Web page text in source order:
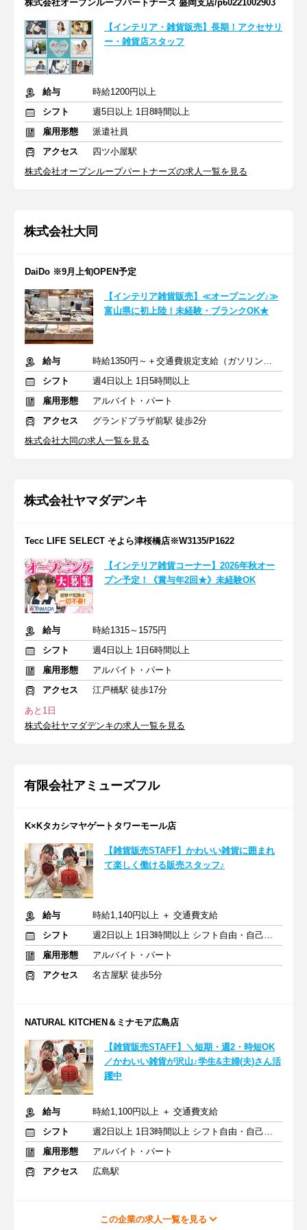
株式会社オープンループパートナーズ 盛岡支店/p60221002903
【インテリア・雑貨販売】長期！アクセサリ
ー・雑貨店スタッフ
給与
時給1200円以上
シフト
週5日以上 1日8時間以上
雇用形態
派遣社員
アクセス
四ツ小屋駅
株式会社オープンループパートナーズの求人一覧を見る
株式会社大同
DaiDo ※9月上旬OPEN予定
【インテリア雑貨販売】≪オープニング♪≫
富山県に初上陸！未経験・ブランクOK★
給与
時給1350円～＋交通費規定支給（ガソリン代含む）
シフト
週4日以上 1日5時間以上
雇用形態
アルバイト・パート
アクセス
グランドプラザ前駅 徒歩2分
株式会社大同の求人一覧を見る
株式会社ヤマダデンキ
Tecc LIFE SELECT そよら津桜橋店※W3135/P1622
【インテリア雑貨コーナー】2026年秋オー
プン予定！《賞与年2回★》未経験OK
給与
時給1315～1575円
シフト
週4日以上 1日6時間以上
雇用形態
アルバイト・パート
アクセス
江戸橋駅 徒歩17分
あと1日
株式会社ヤマダデンキの求人一覧を見る
有限会社アミューズフル
K×Kタカシマヤゲートタワーモール店
【雑貨販売STAFF】かわいい雑貨に囲まれ
て楽しく働ける販売スタッフ♪
給与
時給1,140円以上 ＋ 交通費支給
シフト
週2日以上 1日3時間以上 シフト自由・自己申告
雇用形態
アルバイト・パート
アクセス
名古屋駅 徒歩5分
NATURAL KITCHEN＆ミナモア広島店
【雑貨販売STAFF】＼短期・週2・時短OK
／かわいい雑貨が沢山♪学生&主婦(夫)さん活
躍中
給与
時給1,100円以上 ＋ 交通費支給
シフト
週2日以上 1日3時間以上 シフト自由・自己申告
雇用形態
アルバイト・パート
アクセス
広島駅
この企業の求人一覧を見る